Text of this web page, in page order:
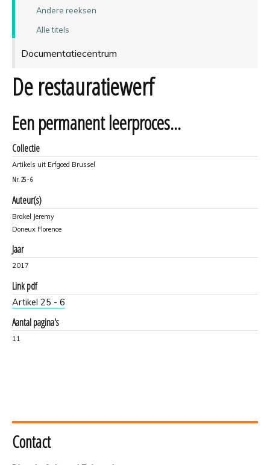
Andere reeksen
Alle titels
Documentatiecentrum
De restauratiewerf
Een permanent leerproces...
Collectie
Artikels uit Erfgoed Brussel
Nr. 25 - 6
Auteur(s)
Brakel Jeremy
Doneux Florence
Jaar
2017
Link pdf
Artikel 25 - 6
Aantal pagina's
11
Contact